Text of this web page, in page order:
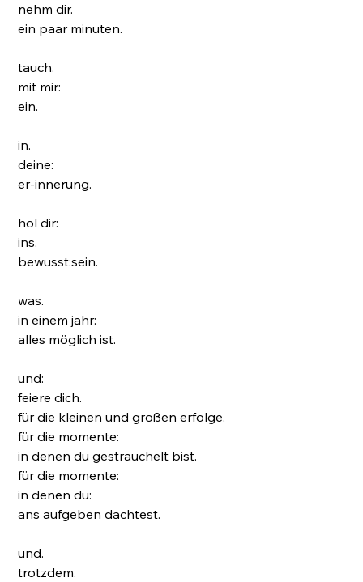
nehm dir.
ein paar minuten.
tauch.
mit mir:
ein.
in.
deine:
er-innerung.
hol dir:
ins.
bewusst:sein.
was.
in einem jahr:
alles möglich ist.
und:
feiere dich.
für die kleinen und großen erfolge.
für die momente:
in denen du gestrauchelt bist.
für die momente:
in denen du:
ans aufgeben dachtest.
und.
trotzdem.